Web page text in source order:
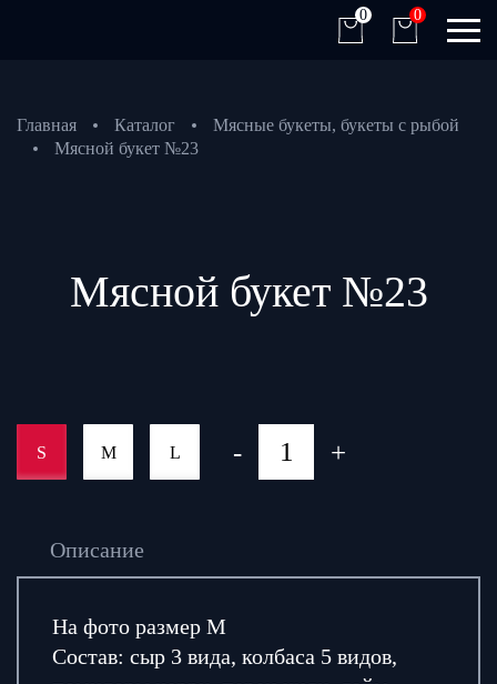
0 0
Главная Каталог
Мясные букеты, букеты с рыбой
Мясной букет №23
Мясной букет №23
S M L - +
Описание
На фото размер М
Состав: сыр 3 вида, колбаса 5 видов,